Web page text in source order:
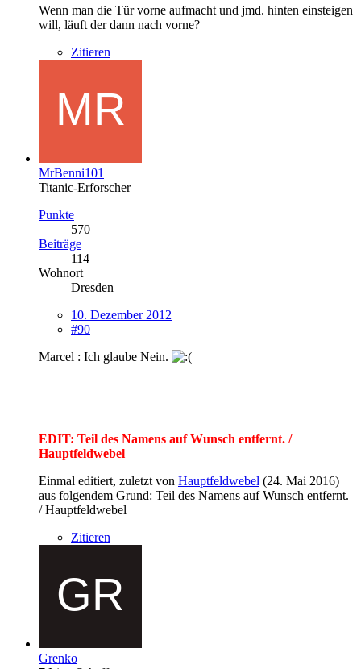
Wenn man die Tür vorne aufmacht und jmd. hinten einsteigen
will, läuft der dann nach vorne?
Zitieren
MrBenni101
Titanic-Erforscher
Punkte
570
Beiträge
114
Wohnort
Dresden
10. Dezember 2012
#90
Marcel : Ich glaube Nein.
EDIT: Teil des Namens auf Wunsch entfernt. /
Hauptfeldwebel
Einmal editiert, zuletzt von Hauptfeldwebel (24. Mai 2016)
aus folgendem Grund: Teil des Namens auf Wunsch entfernt.
/ Hauptfeldwebel​
Zitieren
Grenko